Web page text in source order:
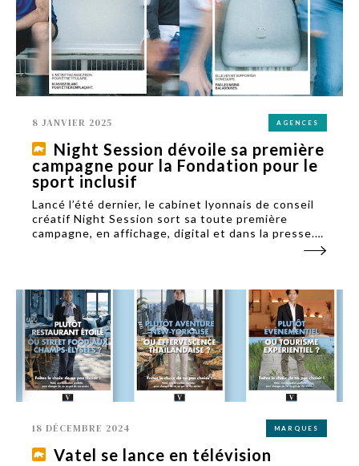
8 JANVIER 2025 AGENCES
Night Session dévoile sa première
campagne pour la Fondation pour le
sport inclusif
Lancé l’été dernier, le cabinet lyonnais de conseil
créatif Night Session sort sa toute première
campagne, en affichage, digital et dans la presse.
Elle traite des discriminations à la demande de la
18 DÉCEMBRE 2024 MARQUES
Vatel se lance en télévision